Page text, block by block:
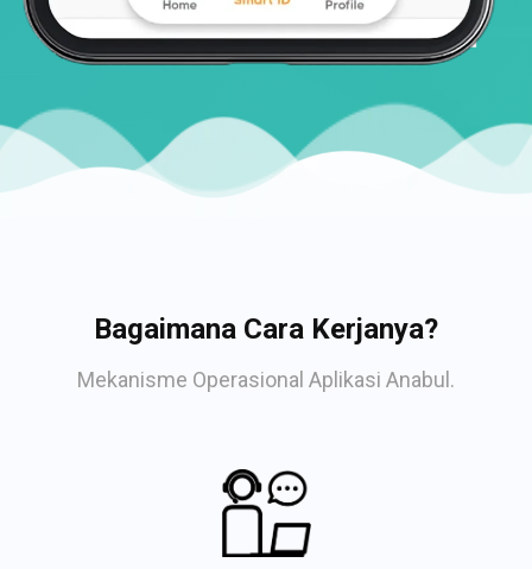
Bagaimana Cara Kerjanya?
Mekanisme Operasional Aplikasi Anabul.